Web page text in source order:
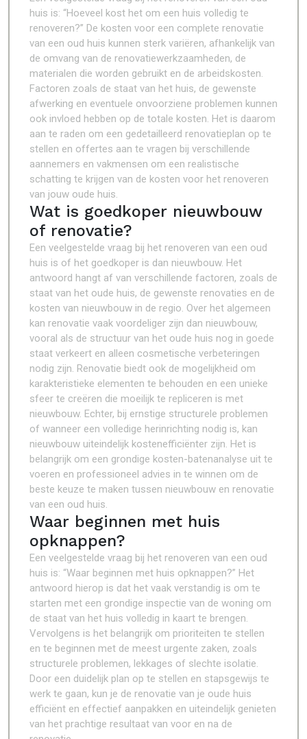
huis is: “Hoeveel kost het om een huis volledig te
renoveren?” De kosten voor een complete renovatie
van een oud huis kunnen sterk variëren, afhankelijk van
de omvang van de renovatiewerkzaamheden, de
materialen die worden gebruikt en de arbeidskosten.
Factoren zoals de staat van het huis, de gewenste
afwerking en eventuele onvoorziene problemen kunnen
ook invloed hebben op de totale kosten. Het is daarom
aan te raden om een gedetailleerd renovatieplan op te
stellen en offertes aan te vragen bij verschillende
aannemers en vakmensen om een realistische
schatting te krijgen van de kosten voor het renoveren
van jouw oude huis.
Wat is goedkoper nieuwbouw
of renovatie?
Een veelgestelde vraag bij het renoveren van een oud
huis is of het goedkoper is dan nieuwbouw. Het
antwoord hangt af van verschillende factoren, zoals de
staat van het oude huis, de gewenste renovaties en de
kosten van nieuwbouw in de regio. Over het algemeen
kan renovatie vaak voordeliger zijn dan nieuwbouw,
vooral als de structuur van het oude huis nog in goede
staat verkeert en alleen cosmetische verbeteringen
nodig zijn. Renovatie biedt ook de mogelijkheid om
karakteristieke elementen te behouden en een unieke
sfeer te creëren die moeilijk te repliceren is met
nieuwbouw. Echter, bij ernstige structurele problemen
of wanneer een volledige herinrichting nodig is, kan
nieuwbouw uiteindelijk kostenefficiënter zijn. Het is
belangrijk om een grondige kosten-batenanalyse uit te
voeren en professioneel advies in te winnen om de
beste keuze te maken tussen nieuwbouw en renovatie
van een oud huis.
Waar beginnen met huis
opknappen?
Een veelgestelde vraag bij het renoveren van een oud
huis is: “Waar beginnen met huis opknappen?” Het
antwoord hierop is dat het vaak verstandig is om te
starten met een grondige inspectie van de woning om
de staat van het huis volledig in kaart te brengen.
Vervolgens is het belangrijk om prioriteiten te stellen
en te beginnen met de meest urgente zaken, zoals
structurele problemen, lekkages of slechte isolatie.
Door een duidelijk plan op te stellen en stapsgewijs te
werk te gaan, kun je de renovatie van je oude huis
efficiënt en effectief aanpakken en uiteindelijk genieten
van het prachtige resultaat van voor en na de